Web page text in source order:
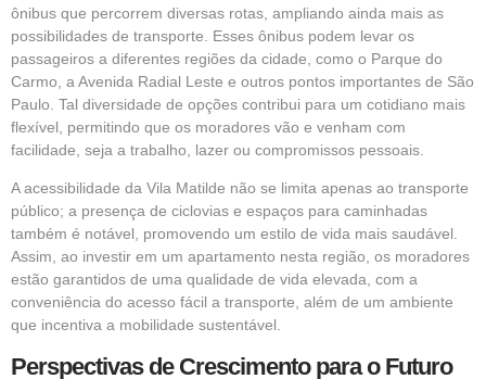
ônibus que percorrem diversas rotas, ampliando ainda mais as
possibilidades de transporte. Esses ônibus podem levar os
passageiros a diferentes regiões da cidade, como o Parque do
Carmo, a Avenida Radial Leste e outros pontos importantes de São
Paulo. Tal diversidade de opções contribui para um cotidiano mais
flexível, permitindo que os moradores vão e venham com
facilidade, seja a trabalho, lazer ou compromissos pessoais.
A acessibilidade da Vila Matilde não se limita apenas ao transporte
público; a presença de ciclovias e espaços para caminhadas
também é notável, promovendo um estilo de vida mais saudável.
Assim, ao investir em um apartamento nesta região, os moradores
estão garantidos de uma qualidade de vida elevada, com a
conveniência do acesso fácil a transporte, além de um ambiente
que incentiva a mobilidade sustentável.
Perspectivas de Crescimento para o Futuro